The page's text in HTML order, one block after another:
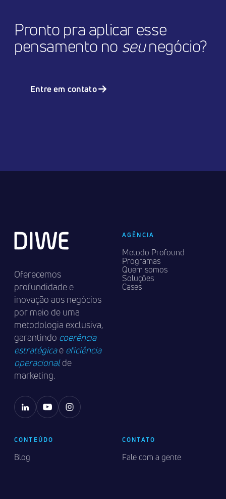
Pronto pra aplicar esse
pensamento no seunegócio?
Entre em contato
Oferecemos
profundidade e
inovação aos negócios
por meio de uma
metodologia exclusiva,
garantindo coerência
estratégicae eficiência
operacionalde
marketing.
AGÊNCIA
Metodo Profound
Programas
Quem somos
Soluções
Cases
CONTEÚDO
Blog
CONTATO
Fale com a gente